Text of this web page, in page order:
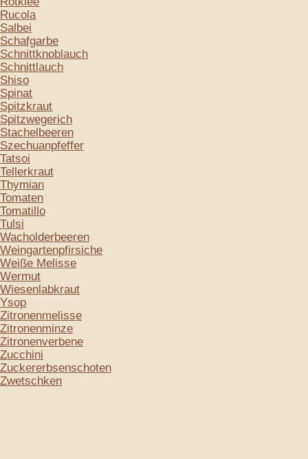
Rucola
Salbei
Schafgarbe
Schnittknoblauch
Schnittlauch
Shiso
Spinat
Spitzkraut
Spitzwegerich
Stachelbeeren
Szechuanpfeffer
Tatsoi
Tellerkraut
Thymian
Tomaten
Tomatillo
Tulsi
Wacholderbeeren
Weingartenpfirsiche
Weiße Melisse
Wermut
Wiesenlabkraut
Ysop
Zitronenmelisse
Zitronenminze
Zitronenverbene
Zucchini
Zuckererbsenschoten
Zwetschken